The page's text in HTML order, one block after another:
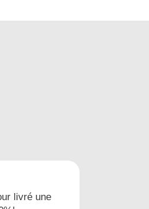
livré une